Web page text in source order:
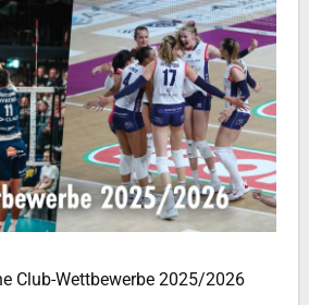
Club-Wettbewerbe 2025/2026